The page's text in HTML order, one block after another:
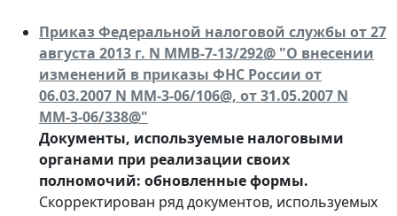
Приказ Федеральной налоговой службы от 27
августа 2013 г. N ММВ-7-13/292@ "О внесении
изменений в приказы ФНС России от
06.03.2007 N ММ-3-06/106@, от 31.05.2007 N
ММ-3-06/338@"
Документы, используемые налоговыми
органами при реализации своих
полномочий: обновленные формы.
Скорректирован ряд документов, используемых